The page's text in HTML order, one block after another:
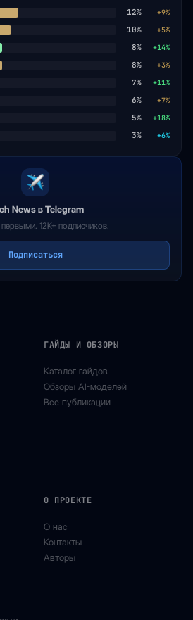
12% +9%
10% +5%
8% +14%
8% +3%
7% +11%
6% +7%
5% +18%
3% +6%
News в Telegram
первыми. 12K+ подписчиков.
Подписаться
ГАЙДЫ И ОБЗОРЫ
Каталог гайдов
Обзоры AI-моделей
Все публикации
О ПРОЕКТЕ
О нас
Контакты
Авторы